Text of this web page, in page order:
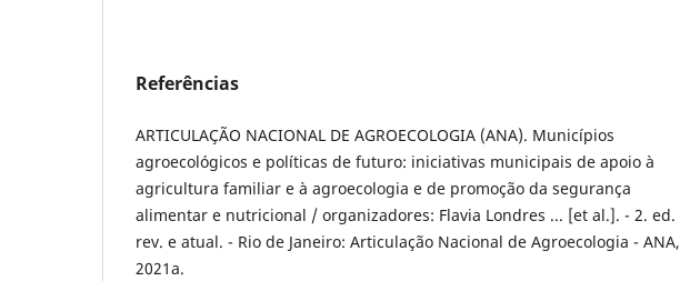
Referências
ARTICULAÇÃO NACIONAL DE AGROECOLOGIA (ANA). Municípios
agroecológicos e políticas de futuro: iniciativas municipais de apoio à
agricultura familiar e à agroecologia e de promoção da segurança
alimentar e nutricional / organizadores: Flavia Londres ... [et al.]. - 2. ed.
rev. e atual. - Rio de Janeiro: Articulação Nacional de Agroecologia - ANA,
2021a.